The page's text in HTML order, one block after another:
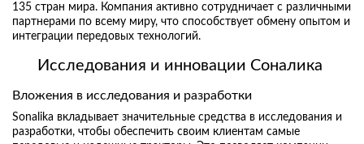
135 стран мира. Компания активно сотрудничает с различными
партнерами по всему миру, что способствует обмену опытом и
интеграции передовых технологий.
Исследования и инновации Соналика
Вложения в исследования и разработки
Sonalika вкладывает значительные средства в исследования и
разработки, чтобы обеспечить своим клиентам самые